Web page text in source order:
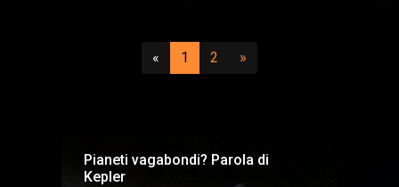
« Precedente
1 (attuale)
2 (vai a pagina 2)
»
Pianeti vagabondi? Parola di
Kepler